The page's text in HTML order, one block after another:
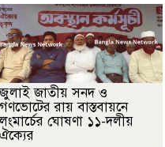
জুলাই জাতীয় সনদ ও
গণভোটের রায় বাস্তবায়নে
লংমার্চের ঘোষণা ১১-দলীয়
ঐক্যের